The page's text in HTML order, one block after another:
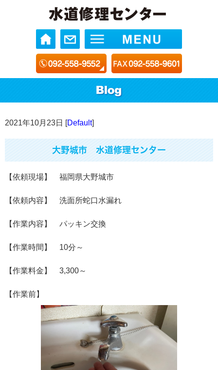
2021年10月23日 [Default]
大野城市 水道修理センター
【依頼現場】 福岡県大野城市
【依頼内容】 洗面所蛇口水漏れ
【作業内容】 パッキン交換
【作業時間】 10分～
【作業料金】 3,300～
【作業前】